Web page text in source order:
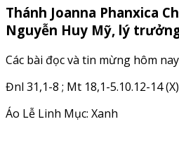
Thánh Joanna Phanxica
Nguyễn Huy Mỹ, lý
Các bài đọc và tin mừng hôm nay
Đnl 31,1-8 ; Mt 18,1-5.10.12-14 (X)
Áo Lễ Linh Mục: Xanh